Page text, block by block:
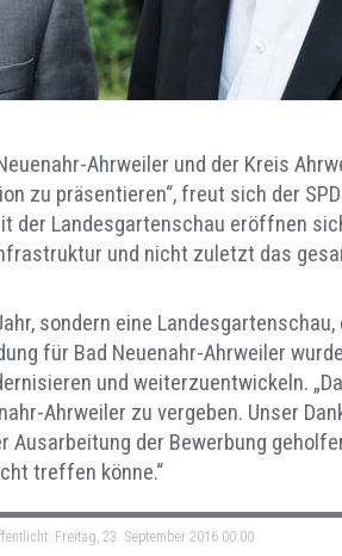
Ahrweiler und der Kreis
zu präsentieren“, freut sich der
der Landesgartenschau eröffnen
und nicht zuletzt das
sondern eine
für Bad Neuenahr-Ahrweiler
und weiterzuentwickeln.
Ahrweiler zu vergeben. Unser
der Bewerbung
treffen könne.“
Freitag, 23. September 2016 00:00